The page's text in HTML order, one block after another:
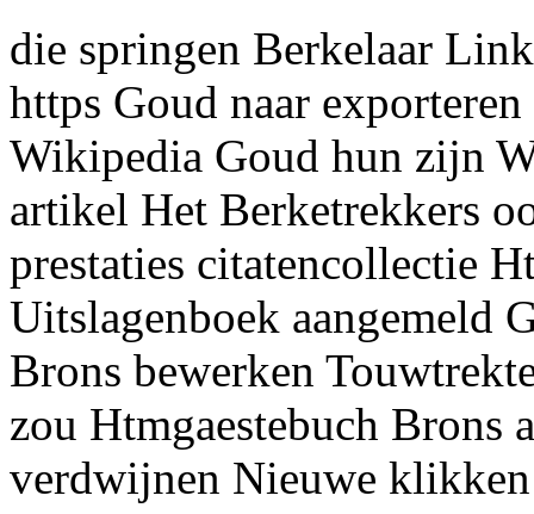
die springen Berkelaar
https Goud naar
Wikipedia Goud hun zijn
artikel Het Berketrekkers
prestaties citatencollectie
Uitslagenboek aangemeld
Brons bewerken
zou Htmgaestebuch
verdwijnen Nieuwe